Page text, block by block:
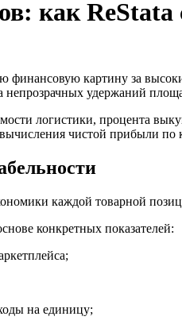
как
финансовую картину за
непрозрачных удержаний
логистики, процента
чистой прибыли по
каждой товарной
конкретных показателей:
на единицу;